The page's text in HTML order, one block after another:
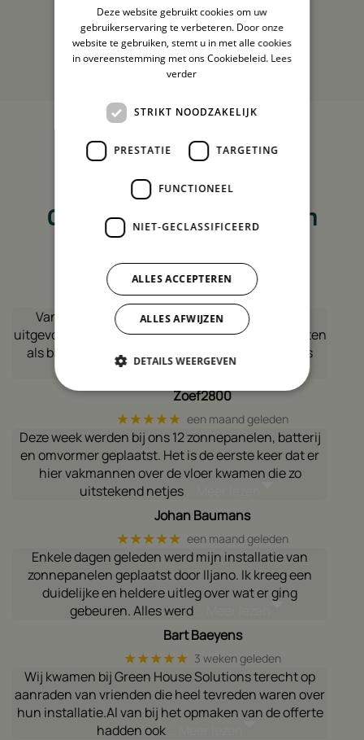
Bekijk meer reviews
4,9
Nog niet overtuigd?
Ontdek de ervaringen van
enkele klanten!
Vandaag installatie van 10 panelen en batterij
uitgevoerd door Green House Solutions.Zowel buiten
als binnen installatie overtreft verwachting en is
estethetis optimaal… Meer lezen
Zoef2800
★★★★★ een maand geleden
Deze week werden bij ons 12 zonnepanelen, batterij
en omvormer geplaatst. Het is de eerste keer dat er
hier vakmannen over de vloer kwamen die zo
uitstekend netjes
Johan Baumans
★★★★★ een maand geleden
Enkele dagen geleden werd mijn installatie van
zonnepanelen geplaatst door Iljano. Ik kreeg een
duidelijke en heldere uitleg over wat er ging
gebeuren. Alles werd
Bart Baeyens
★★★★★ 3 weken geleden
Wij kwamen bij Green House Solutions terecht op
aanraden van vrienden die heel tevreden waren over
hun installatie.Al van bij het opmaken van de offerte
hadden ook
Deze website gebruikt cookies om uw
gebruikerservaring te verbeteren. Door onze
website te gebruiken, stemt u in met alle cookies
in overeenstemming met ons Cookiebeleid. Lees
verder
STRIKT NOODZAKELIJK
PRESTATIE TARGETING
FUNCTIONEEL
NIET-GECLASSIFICEERD
ALLES ACCEPTEREN
ALLES AFWIJZEN
DETAILS WEERGEVEN